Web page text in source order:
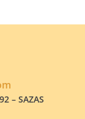
– SAZAS